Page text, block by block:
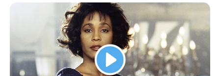
Translate Bahasa Jawa